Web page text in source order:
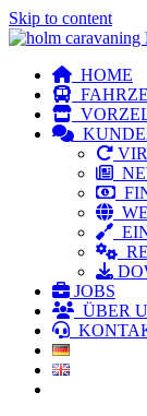
Skip to content
HOME
JOBS
ÜBER